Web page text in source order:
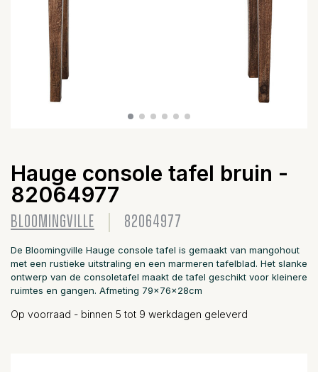
Hauge console tafel bruin -
82064977
BLOOMINGVILLE 82064977
De Bloomingville Hauge console tafel is gemaakt van mangohout
met een rustieke uitstraling en een marmeren tafelblad. Het slanke
ontwerp van de consoletafel maakt de tafel geschikt voor kleinere
ruimtes en gangen. Afmeting 79x76x28cm
Op voorraad - binnen 5 tot 9 werkdagen geleverd